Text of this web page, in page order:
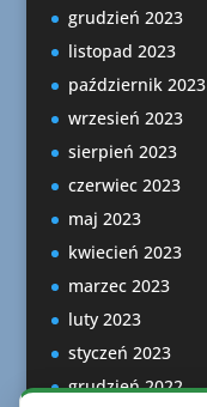
grudzień 2023
listopad 2023
październik 2023
wrzesień 2023
sierpień 2023
czerwiec 2023
maj 2023
kwiecień 2023
marzec 2023
luty 2023
styczeń 2023
grudzień 2022